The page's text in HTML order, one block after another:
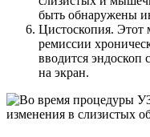
быть обнаружены
Цистоскопия. Этот
ремиссии
вводится эндоскоп
на экран.